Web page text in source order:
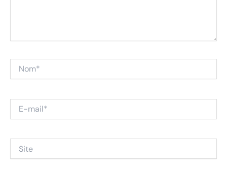
mail*